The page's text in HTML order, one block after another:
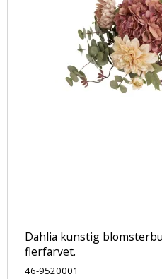
Dahlia kunstig
flerfarvet.
46-9520001